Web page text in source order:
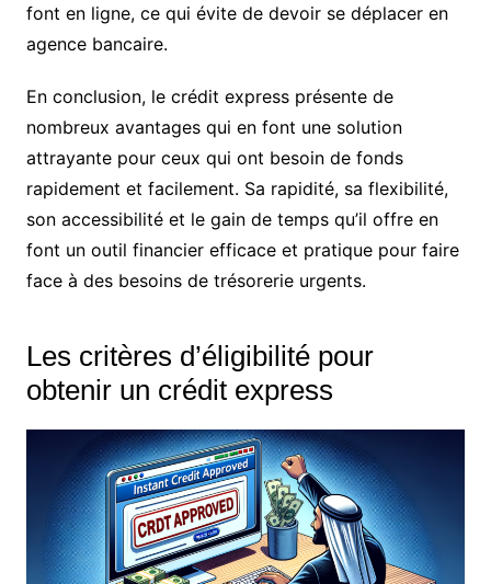
font en ligne, ce qui évite de devoir se déplacer en
agence bancaire.
En conclusion, le crédit express présente de
nombreux avantages qui en font une solution
attrayante pour ceux qui ont besoin de fonds
rapidement et facilement. Sa rapidité, sa flexibilité,
son accessibilité et le gain de temps qu’il offre en
font un outil financier efficace et pratique pour faire
face à des besoins de trésorerie urgents.
Les critères d’éligibilité pour
obtenir un crédit express